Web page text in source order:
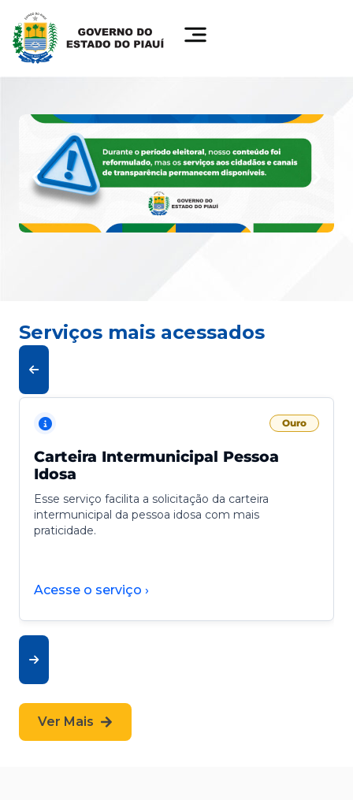
Serviços mais acessados
Ouro
Carteira Intermunicipal Pessoa
Idosa
Esse serviço facilita a solicitação da carteira
intermunicipal da pessoa idosa com mais
praticidade.
Acesse o serviço ›
Ver Mais